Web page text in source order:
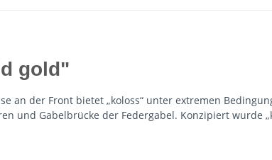
gold"
an der Front bietet „koloss“ unter extremen
Gabelbrücke der Federgabel. Konzipiert wurde